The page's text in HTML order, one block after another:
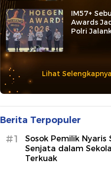
IM57+
Awards
Polri
Lihat Selengkapnya
Berita Terpopuler
#1
Sosok Pemilik Nyaris
Senjata dalam
Terkuak